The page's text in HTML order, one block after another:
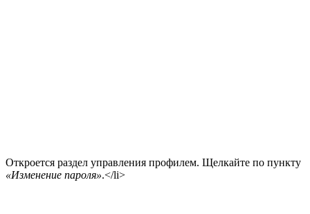
Откроется раздел управления профилем. Щелкайте по пункту
«Изменение пароля».</li>